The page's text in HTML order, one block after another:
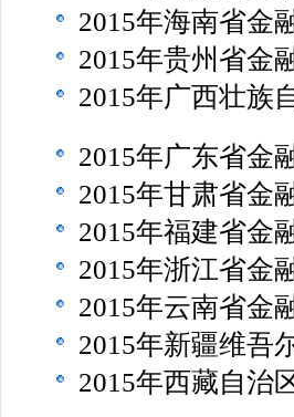
2015年海南省金
2015年贵州省金
2015年广西壮族
2015年广东省金
2015年甘肃省金
2015年福建省金
2015年浙江省金
2015年云南省金
2015年新疆维吾
2015年西藏自治